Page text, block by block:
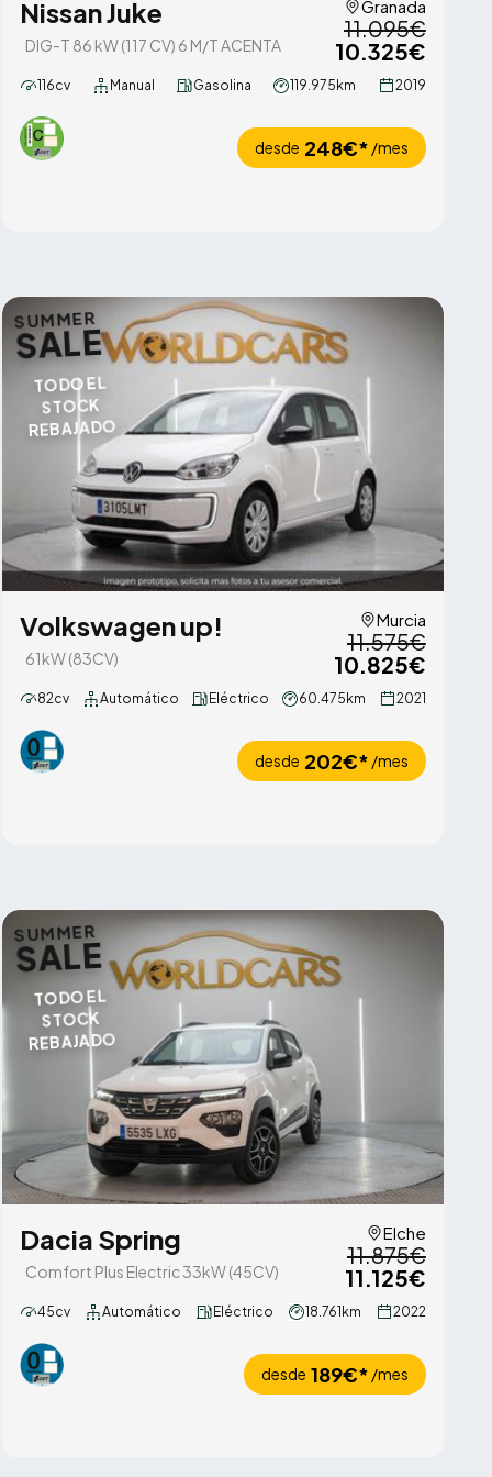
Nissan Juke
DIG-T 86 kW (117 CV) 6 M/T ACENTA
Granada
11.095€
10.325€
116cv Manual Gasolina 119.975km 2019
desde 248€* /mes
SUMMER
SALE
TODO EL
STOCK
REBAJADO
Volkswagen up!
61kW (83CV)
Murcia
11.575€
10.825€
82cv Automático Eléctrico 60.475km 2021
desde 202€* /mes
SUMMER
SALE
TODO EL
STOCK
REBAJADO
Dacia Spring
Comfort Plus Electric 33kW (45CV)
Elche
11.875€
11.125€
45cv Automático Eléctrico 18.761km 2022
desde 189€* /mes